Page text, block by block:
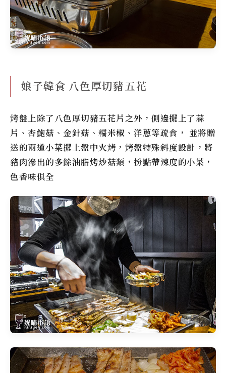
娘子韓食 八色厚切豬五花
烤盤上除了八色厚切豬五花片之外，側邊擺上了蒜
片、杏鮑菇、金針菇、糯米椒、洋蔥等疏食， 並將贈
送的兩道小菜擺上盤中火烤，烤盤特殊斜度設計，將
豬肉滲出的多餘油脂烤炒菇類，扮點帶辣度的小菜，
色香味俱全